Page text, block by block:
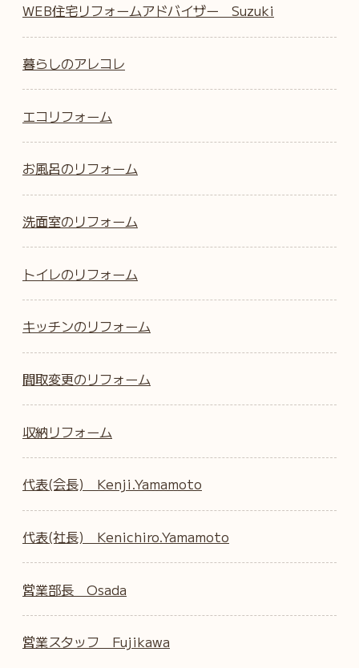
WEB住宅リフォームアドバイザー Suzuki
暮らしのアレコレ
エコリフォーム
お風呂のリフォーム
洗面室のリフォーム
トイレのリフォーム
キッチンのリフォーム
間取変更のリフォーム
収納リフォーム
代表(会長) Kenji.Yamamoto
代表(社長) Kenichiro.Yamamoto
営業部長 Osada
営業スタッフ Fujikawa